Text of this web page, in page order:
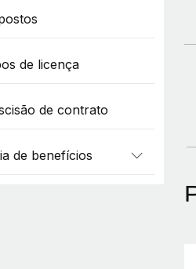
de licença
de contrato
de benefícios